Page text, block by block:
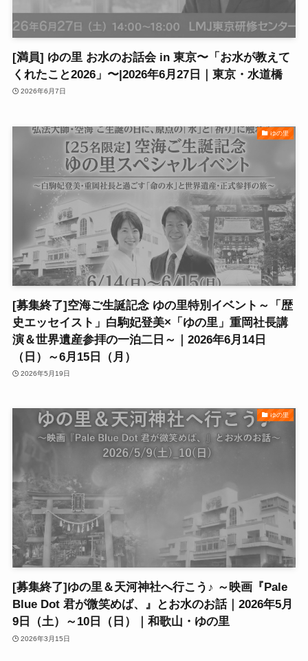
[満員] ゆの里 お水のお話会 in 東京〜「お水が教えて
くれたこと2026」〜|2026年6月27日｜東京・水道橋
2026年6月7日
ゆの里
[募集終了]空海ご生誕記念 ゆの里特別イベント～「歴
史エッセイスト」白駒妃登美×「ゆの里」重岡社長講
演＆世界遺産参拝の一泊二日～｜2026年6月14日
（日）～6月15日（月）
2026年5月19日
ゆの里
[募集終了]ゆの里＆天河神社へ行こう♪ ～映画『Pale
Blue Dot 君が微笑めば、』とお水のお話｜2026年5月
9日（土）～10日（日）｜和歌山・ゆの里
2026年3月15日